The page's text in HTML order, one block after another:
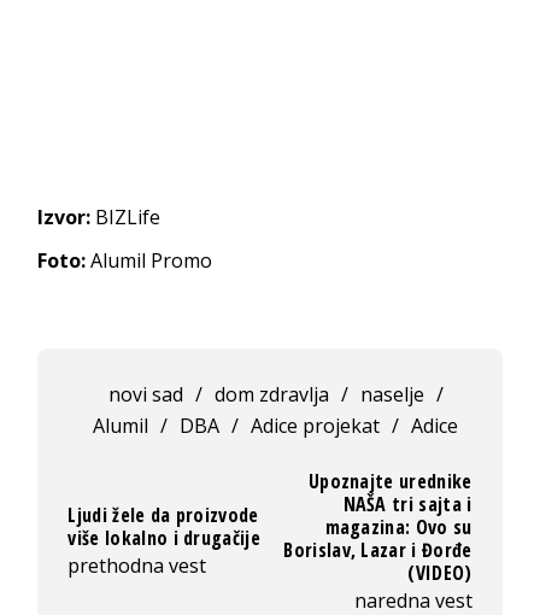
Izvor: BIZLife
Foto:Alumil Promo
novi sad / dom zdravlja / naselje /
Alumil / DBA / Adice projekat / Adice
Ljudi žele da proizvode
više lokalno i drugačije
prethodna vest
Upoznajte urednike
NAŠA tri sajta i
magazina: Ovo su
Borislav, Lazar i Đorđe
(VIDEO)
naredna vest